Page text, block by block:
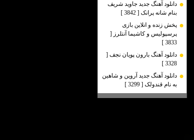
دانلود آهنگ جدید جاوید شریف
بنام شانه پرانک [ 3842 ]
پخش زنده و انلاین بازی
پرسپولیس و کاشیما آنتلرز [
3833 ]
دانلود آهنگ بارون پویان نجف [
3328 ]
دانلود آهنگ جدید آروین و شاهین
به نام قندولک [ 3299 ]